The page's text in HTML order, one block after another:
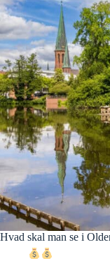
Hvad skal man se i